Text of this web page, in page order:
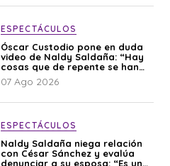
ESPECTÁCULOS
Óscar Custodio pone en duda
video de Naldy Saldaña: “Hay
cosas que de repente se han
editado”
07 Ago 2026
ESPECTÁCULOS
Naldy Saldaña niega relación
con César Sánchez y evalúa
denunciar a su esposa: “Es una